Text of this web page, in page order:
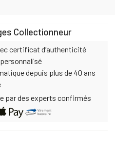
Collectionneur
certificat d’authenticité
depuis plus de 40 ans
par des experts confirmés